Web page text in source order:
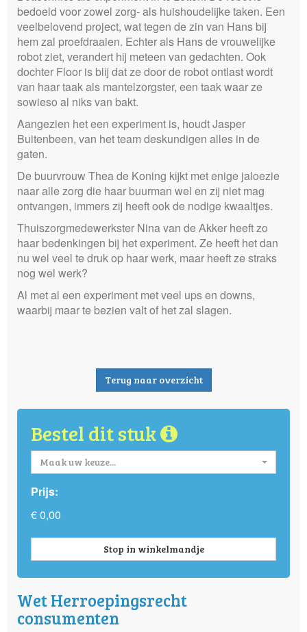
bedoeld voor zowel zorg- als huishoudelijke taken. Een
veelbelovend project, wat tegen de zin van Hans bij
hem zal proefdraaien. Echter als Hans de vrouwelijke
robot ziet, verandert hij meteen van gedachten. Ook
dochter Floor is blij dat ze door de robot ontlast wordt
van haar taak als mantelzorgster, een taak waar ze
sowieso al niks van bakt.
Aangezien het een experiment is, houdt Jasper
Buitenbeen, van het team deskundigen alles in de
gaten.
De buurvrouw Thea de Koning kijkt met enige jaloezie
naar alle zorg die haar buurman wel en zij niet mag
ontvangen, immers zij heeft ook de nodige kwaaltjes.
Thuiszorgmedewerkster Nina van de Akker heeft zo
haar bedenkingen bij het experiment. Ze heeft het dan
nu wel veel te druk op haar werk, maar heeft ze straks
nog wel werk?
Al met al een experiment met veel ups en downs,
waarbij maar te bezien valt of het zal slagen.
Terug naar overzicht
Bestel dit stuk
Maak uw keuze...
Prijs:
€ 0,00
Stop in winkelmandje
Wet Herroepingsrecht
consumenten